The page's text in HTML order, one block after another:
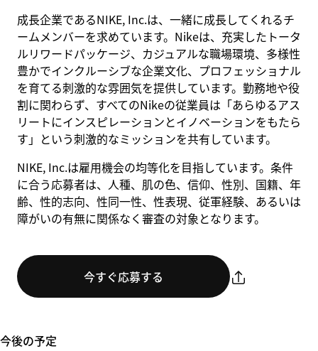
成長企業であるNIKE, Inc.は、一緒に成長してくれるチ
ームメンバーを求めています。Nikeは、充実したトータ
ルリワードパッケージ、カジュアルな職場環境、多様性
豊かでインクルーシブな企業文化、プロフェッショナル
を育てる刺激的な雰囲気を提供しています。勤務地や役
割に関わらず、すべてのNikeの従業員は「あらゆるアス
リートにインスピレーションとイノベーションをもたら
す」という刺激的なミッションを共有しています。
NIKE, Inc.は雇用機会の均等化を目指しています。条件
に合う応募者は、人種、肌の色、信仰、性別、国籍、年
齢、性的志向、性同一性、性表現、従軍経験、あるいは
障がいの有無に関係なく審査の対象となります。
今すぐ応募する
今後の予定